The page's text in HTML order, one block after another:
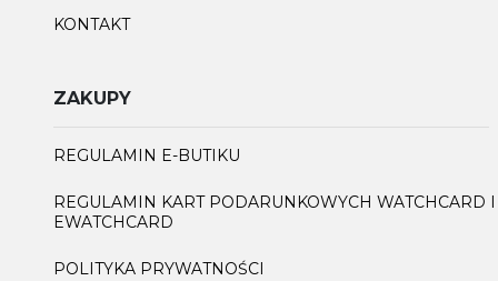
KONTAKT
ZAKUPY
REGULAMIN E-BUTIKU
REGULAMIN KART PODARUNKOWYCH WATCHCARD I
EWATCHCARD
POLITYKA PRYWATNOŚCI